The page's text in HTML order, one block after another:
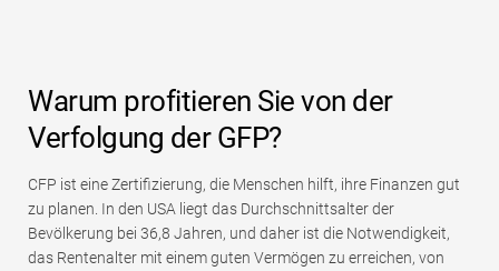
Warum profitieren Sie von der
Verfolgung der GFP?
CFP ist eine Zertifizierung, die Menschen hilft, ihre Finanzen gut
zu planen. In den USA liegt das Durchschnittsalter der
Bevölkerung bei 36,8 Jahren, und daher ist die Notwendigkeit,
das Rentenalter mit einem guten Vermögen zu erreichen, von